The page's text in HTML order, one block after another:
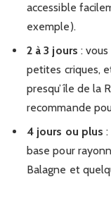
accessible
exemple).
2 à 3 jours :
petites criques,
presqu’île de la
recommande
4 jours ou plus
base pour
Balagne et